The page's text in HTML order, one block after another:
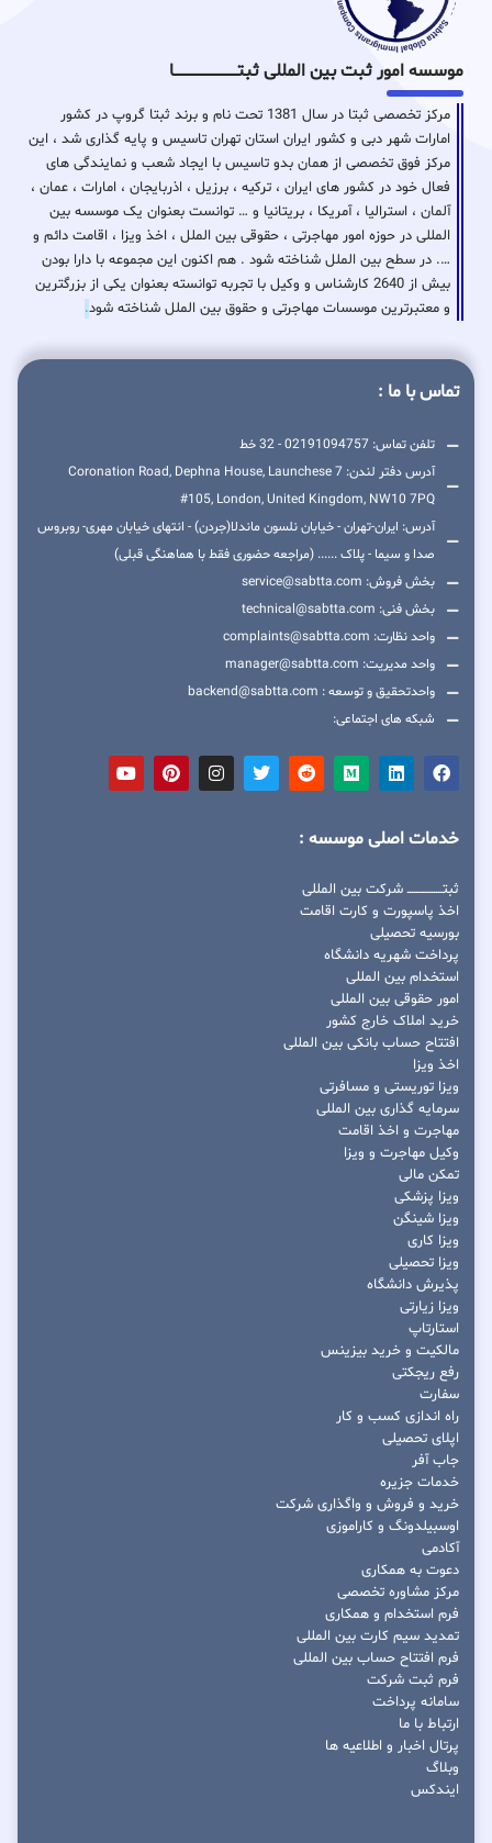
موسسه امور ثبت بین المللی ثبتـــــــــــــــــــــــــــــا
مرکز تخصصی ثبتا در سال 1381 تحت نام و برند ثبتا گروپ در کشور
امارات شهر دبی و کشور ایران استان تهران تاسیس و پایه گذاری شد ، این
مرکز فوق تخصصی از همان بدو تاسیس با ایجاد شعب و نمایندگی های
فعال خود در کشور های ایران ، ترکیه ، برزیل ، اذربایجان ، امارات ، عمان ،
آلمان ، استرالیا ، آمریکا ، بریتانیا و … توانست بعنوان یک موسسه بین
المللی در حوزه امور مهاجرتی ، حقوقی بین الملل ، اخذ ویزا ، اقامت دائم و
…. در سطح بین الملل شناخته شود . هم اکنون این مجموعه با دارا بودن
بیش از 2640 کارشناس و وکیل با تجربه توانسته بعنوان یکی از بزرگترین
و معتبرترین موسسات مهاجرتی و حقوق بین الملل شناخته شود.
تماس با ما :
تلفن تماس: 02191094757 - 32 خط
آدرس دفتر لندن: 7 Coronation Road, Dephna House, Launchese
#105, London, United Kingdom, NW10 7PQ
آدرس: ایران-تهران - خیابان نلسون ماندلا(جردن) - انتهای خیابان مهری- روبروس
صدا و سیما - پلاک ...... (مراجعه حضوری فقط با هماهنگی قبلی)
بخش فروش: service@sabtta.com
بخش فنی: technical@sabtta.com
واحد نظارت: complaints@sabtta.com
واحد مدیریت: manager@sabtta.com
واحدتحقیق و توسعه : backend@sabtta.com
شبکه های اجتماعی:
خدمات اصلی موسسه :
ثبتــــــــــــــــ شرکت بین المللی
اخذ پاسپورت و کارت اقامت
بورسیه تحصیلی
پرداخت شهریه دانشگاه
استخدام بین المللی
امور حقوقی بین المللی
خرید املاک خارج کشور
افتتاح حساب بانکی بین المللی
اخذ ویزا
ویزا توریستی و مسافرتی
سرمایه گذاری بین المللی
مهاجرت و اخذ اقامت
وکیل مهاجرت و ویزا
تمکن مالی
ویزا پزشکی
ویزا شینگن
ویزا کاری
ویزا تحصیلی
پذیرش دانشگاه
ویزا زیارتی
استارتاپ
مالکیت و خرید بیزینس
رفع ریجکتی
سفارت
راه اندازی کسب و کار
اپلای تحصیلی
جاب آفر
خدمات جزیره
خرید و فروش و واگذاری شرکت
اوسبیلدونگ و کاراموزی
آکادمی
دعوت به همکاری
مرکز مشاوره تخصصی
فرم استخدام و همکاری
تمدید سیم کارت بین المللی
فرم افتتاح حساب بین المللی
فرم ثبت شرکت
سامانه پرداخت
ارتباط با ما
پرتال اخبار و اطلاعیه ها
وبلاگ
ایندکس